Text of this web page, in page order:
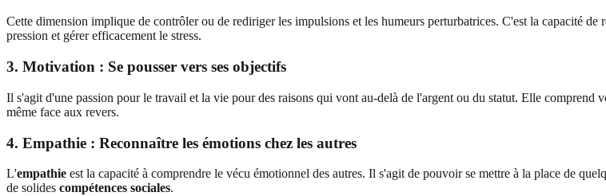
Cette dimension implique de contrôler ou de rediriger les impulsions et les humeurs perturbatrices. C'est la capacité
pression et gérer efficacement le stress.
3. Motivation : Se pousser vers ses objectifs
Il s'agit d'une passion pour le travail et la vie pour des raisons qui vont au-delà de l'argent ou du statut. Elle
même face aux revers.
4. Empathie : Reconnaître les émotions chez les autres
L'empathie est la capacité à comprendre le vécu émotionnel des autres. Il s'agit de pouvoir se mettre à la place de
de solides compétences sociales.